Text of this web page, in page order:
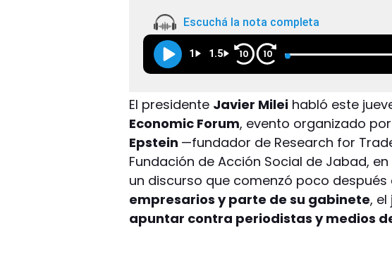
Escuchá la nota completa
1 1.5 10 10
El presidente Javier Milei habló este
Economic Forum, evento organizado
Epstein —fundador de Research for
Fundación de Acción Social de Jabad,
un discurso que comenzó poco después
empresarios y parte de su gabinete,
apuntar contra periodistas y medios